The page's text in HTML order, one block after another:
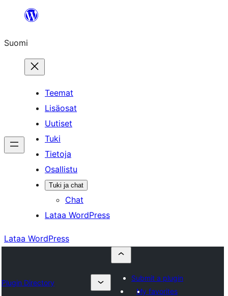
Suomi
Teemat
Lisäosat
Uutiset
Tuki
Tietoja
Osallistu
Tuki ja chat
Chat
Lataa WordPress
Lataa WordPress
Plugin Directory
Submit a plugin
My favorites